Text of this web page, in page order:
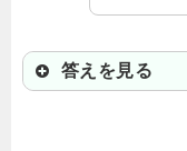
答えを見る